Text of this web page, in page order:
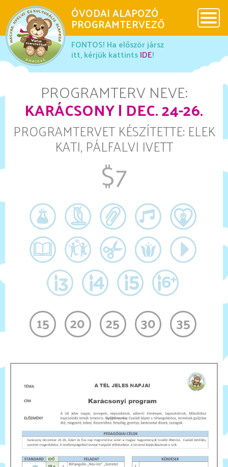
x
x
x
DMOIESZ
Használati útmutató
Ovis Maci
Különleges programok
Más érdekességek
Kapcsolat
Gyűjteményem
ÓVODAI ALAPOZÓ
PROGRAMTERVEZŐ
FONTOS! Ha először jársz
itt, kérjük kattintsIDE!
PROGRAMTERV NEVE:
KARÁCSONY | DEC. 24-26.
PROGRAMTERVET KÉSZÍTETTE: ELEK
KATI, PÁLFALVI IVETT
$7
15 20 25 30 35